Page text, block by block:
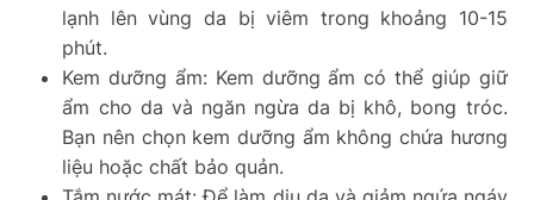
lạnh lên vùng da bị viêm trong khoảng 10-15
phút.
Kem dưỡng ẩm: Kem dưỡng ẩm có thể giúp giữ
ẩm cho da và ngăn ngừa da bị khô, bong tróc.
Bạn nên chọn kem dưỡng ẩm không chứa hương
liệu hoặc chất bảo quản.